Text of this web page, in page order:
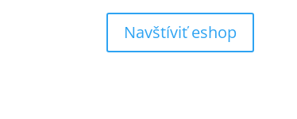
Navštíviť eshop